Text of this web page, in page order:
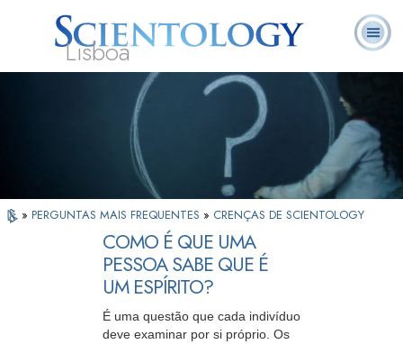
Lisboa
Scientology?
Ministros
Voluntários
Perguntas
Frequentes
» PERGUNTAS MAIS FREQUENTES » CRENÇAS DE SCIENTOLOGY
COMO É QUE UMA
PESSOA SABE QUE É
UM ESPÍRITO?
É uma questão que cada indivíduo
deve examinar por si próprio. Os